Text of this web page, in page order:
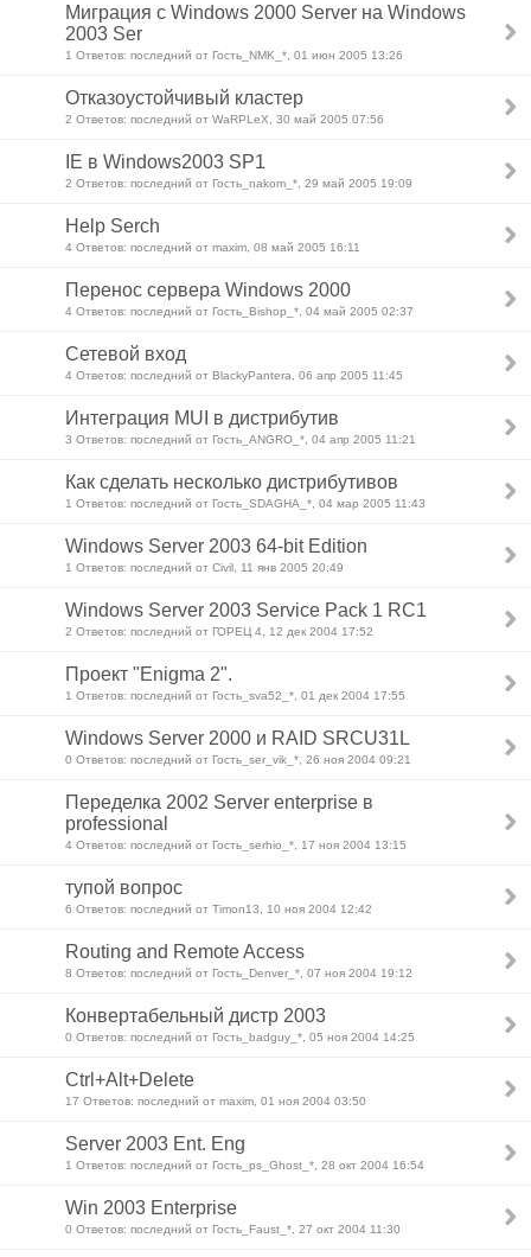
Миграция с Windows 2000 Server на Windows
2003 Ser
1 Ответов: последний от Гость_NMK_*, 01 июн 2005 13:26
Отказоустойчивый кластер
2 Ответов: последний от WaRPLeX, 30 май 2005 07:56
IE в Windows2003 SP1
2 Ответов: последний от Гость_nakom_*, 29 май 2005 19:09
Help Serch
4 Ответов: последний от maxim, 08 май 2005 16:11
Перенос сервера Windows 2000
4 Ответов: последний от Гость_Bishop_*, 04 май 2005 02:37
Сетевой вход
4 Ответов: последний от BlackyPantera, 06 апр 2005 11:45
Интеграция MUI в дистрибутив
3 Ответов: последний от Гость_ANGRO_*, 04 апр 2005 11:21
Как сделать несколько дистрибутивов
1 Ответов: последний от Гость_SDAGHA_*, 04 мар 2005 11:43
Windows Server 2003 64-bit Edition
1 Ответов: последний от Civil, 11 янв 2005 20:49
Windows Server 2003 Service Pack 1 RC1
2 Ответов: последний от ГОРЕЦ 4, 12 дек 2004 17:52
Проект "Enigma 2".
1 Ответов: последний от Гость_sva52_*, 01 дек 2004 17:55
Windows Server 2000 и RAID SRCU31L
0 Ответов: последний от Гость_ser_vik_*, 26 ноя 2004 09:21
Переделка 2002 Server enterprise в
professional
4 Ответов: последний от Гость_serhio_*, 17 ноя 2004 13:15
тупой вопрос
6 Ответов: последний от Timon13, 10 ноя 2004 12:42
Routing and Remote Access
8 Ответов: последний от Гость_Denver_*, 07 ноя 2004 19:12
Конвертабельный дистр 2003
0 Ответов: последний от Гость_badguy_*, 05 ноя 2004 14:25
Ctrl+Alt+Delete
17 Ответов: последний от maxim, 01 ноя 2004 03:50
Server 2003 Ent. Eng
1 Ответов: последний от Гость_ps_Ghost_*, 28 окт 2004 16:54
Win 2003 Enterprise
0 Ответов: последний от Гость_Faust_*, 27 окт 2004 11:30